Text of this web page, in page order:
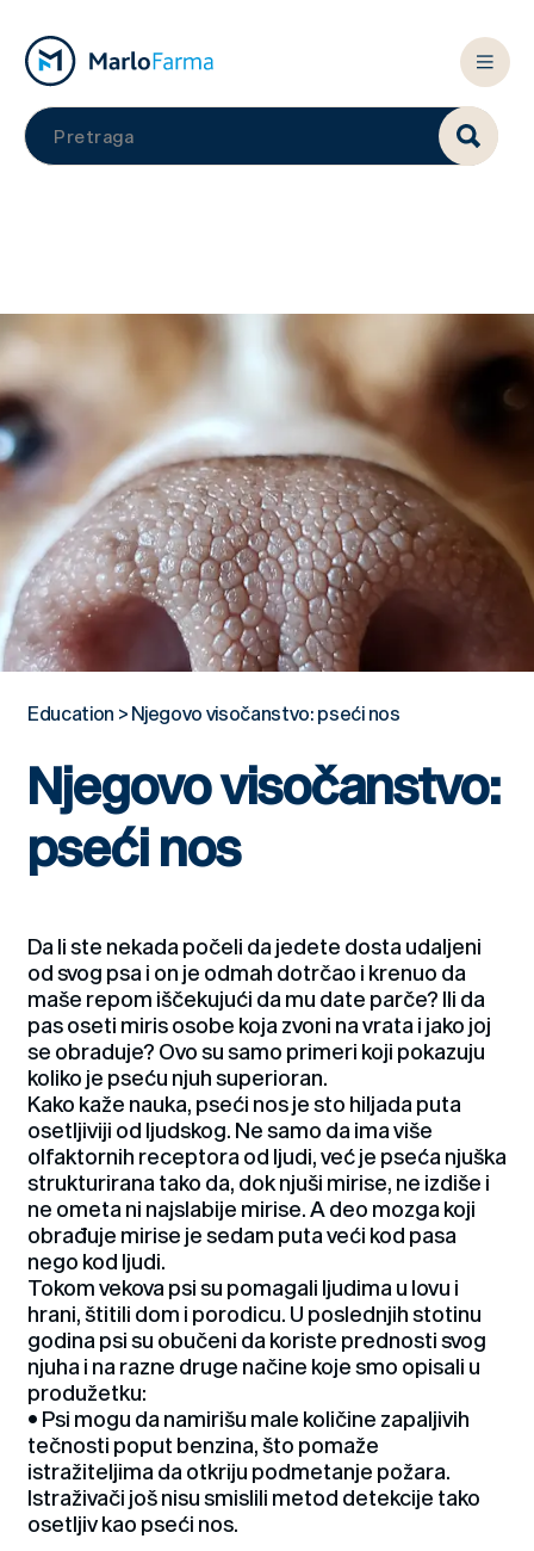
Education > Njegovo visočanstvo: pseći nos
Njegovo visočanstvo:
pseći nos
Da li ste nekada počeli da jedete dosta udaljeni
od svog psa i on je odmah dotrčao i krenuo da
maše repom iščekujući da mu date parče? Ili da
pas oseti miris osobe koja zvoni na vrata i jako joj
se obraduje? Ovo su samo primeri koji pokazuju
koliko je pseću njuh superioran.
Kako kaže nauka, pseći nos je sto hiljada puta
osetljiviji od ljudskog. Ne samo da ima više
olfaktornih receptora od ljudi, već je pseća njuška
strukturirana tako da, dok njuši mirise, ne izdiše i
ne ometa ni najslabije mirise. A deo mozga koji
obrađuje mirise je sedam puta veći kod pasa
nego kod ljudi.
Tokom vekova psi su pomagali ljudima u lovu i
hrani, štitili dom i porodicu. U poslednjih stotinu
godina psi su obučeni da koriste prednosti svog
njuha i na razne druge načine koje smo opisali u
produžetku:
• Psi mogu da namirišu male količine zapaljivih
tečnosti poput benzina, što pomaže
istražiteljima da otkriju podmetanje požara.
Istraživači još nisu smislili metod detekcije tako
osetljiv kao pseći nos.